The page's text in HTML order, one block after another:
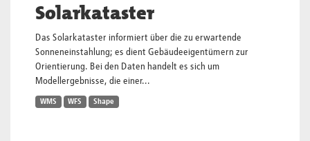
Solarkataster
Das Solarkataster informiert über die zu erwartende
Sonneneinstahlung; es dient Gebäudeeigentümern zur
Orientierung. Bei den Daten handelt es sich um
Modellergebnisse, die einer...
WMS WFS Shape